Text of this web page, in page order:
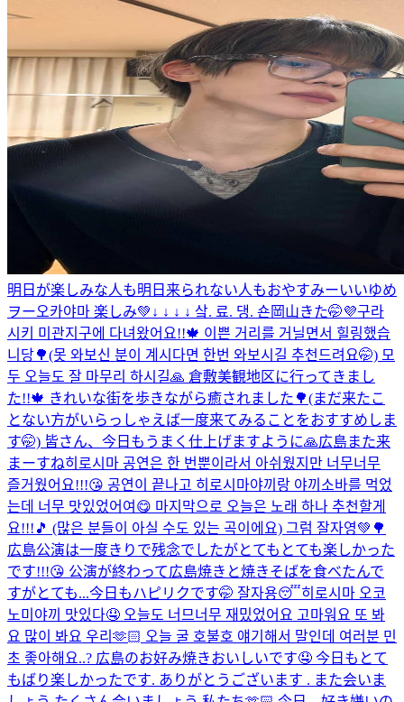
明日が楽しみな人も明日来られない人もおやすみーいいゆめ
ヲー오카야마 楽しみ💚 ↓ ↓ ↓ ↓ 샄. 료. 댕. 숀 岡山きた🤭💜구라
시키 미관지구에 다녀왔어요!!🍁 이쁜 거리를 거닐면서 힐링했습
니당🌳(못 와보신 분이 계시다면 한번 와보시길 추천드려요🤭) 모
두 오늘도 잘 마무리 하시길🙏 倉敷美観地区に行ってきまし
た!!🍁 きれいな街を歩きながら癒されました🌳(まだ来たこ
とない方がいらっしゃえば一度来てみることをおすすめしま
す🤭) 皆さん、今日もうまく仕上げますように🙏広島また来
まーすね히로시마 공연은 한 번뿐이라서 아쉬웠지만 너무너무
즐거웠어요!!!😘 공연이 끝나고 히로시마야끼랑 야끼소바를 먹었
는데 너무 맛있었어여😋 마지막으로 오늘은 노래 하나 추천할게
요!!!🎵 (많은 분들이 아실 수도 있는 곡이에요) 그럼 잘자영💚🌳
広島公演は一度きりで残念でしたがとてもとても楽しかった
です!!!😘 公演が終わって広島焼きと焼きそばを食べたんで
すがとても...今日もハピリクです🤭 잘자용😴히로시마 오코
노미야끼 맛있다🤤 오늘도 너므너무 재밌었어요 고마워요 또 봐
요 많이 봐요 우리🫶🏻 오늘 굴 호불호 얘기해서 말인데 여러분 민
초 좋아해요..? 広島のお好み焼きおいしいです🤤 今日もとて
もばり楽しかったです. ありがとうございます . また会いま